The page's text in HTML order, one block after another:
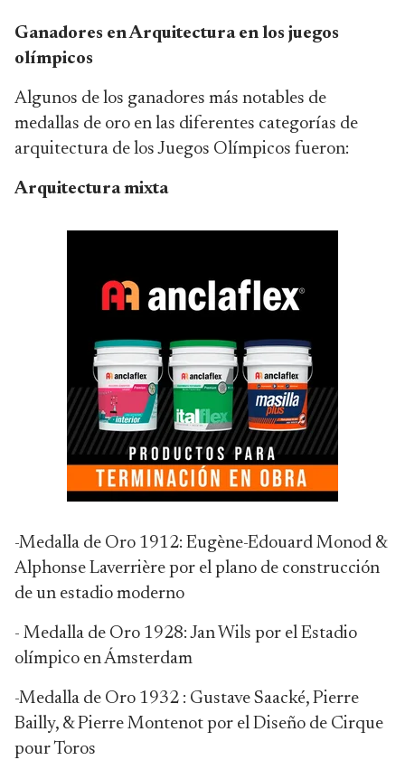
Ganadores en Arquitectura en los juegos
olímpicos
Algunos de los ganadores más notables de
medallas de oro en las diferentes categorías de
arquitectura de los Juegos Olímpicos fueron:
Arquitectura mixta
-Medalla de Oro 1912: Eugène-Edouard Monod &
Alphonse Laverrière por el plano de construcción
de un estadio moderno
- Medalla de Oro 1928: Jan Wils por el Estadio
olímpico en Ámsterdam
-Medalla de Oro 1932 : Gustave Saacké, Pierre
Bailly, & Pierre Montenot por el Diseño de Cirque
pour Toros